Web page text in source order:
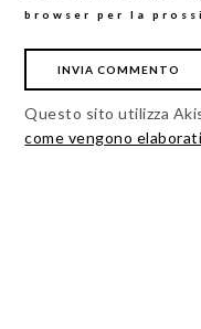
browser per la
Questo sito utilizza
come vengono